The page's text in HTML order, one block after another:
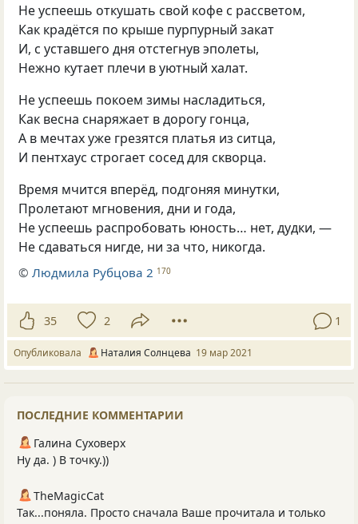
Не успеешь откушать свой кофе с рассветом,
Как крадётся по крыше пурпурный закат
И, с уставшего дня отстегнув эполеты,
Нежно кутает плечи в уютный халат.
Не успеешь покоем зимы насладиться,
Как весна снаряжает в дорогу гонца,
А в мечтах уже грезятся платья из ситца,
И пентхаус строгает сосед для скворца.
Время мчится вперёд, подгоняя минутки,
Пролетают мгновения, дни и года,
Не успеешь распробовать юность… нет, дудки, —
Не сдаваться нигде, ни за что, никогда.
©Людмила Рубцова 2 170
35 2 1
Опубликовала Наталия Солнцева 19 мар 2021
ПОСЛЕДНИЕ КОММЕНТАРИИ
Галина Суховерх
Ну да. ) В точку.))
TheMagicCat
Так...поняла. Просто сначала Ваше прочитала и только